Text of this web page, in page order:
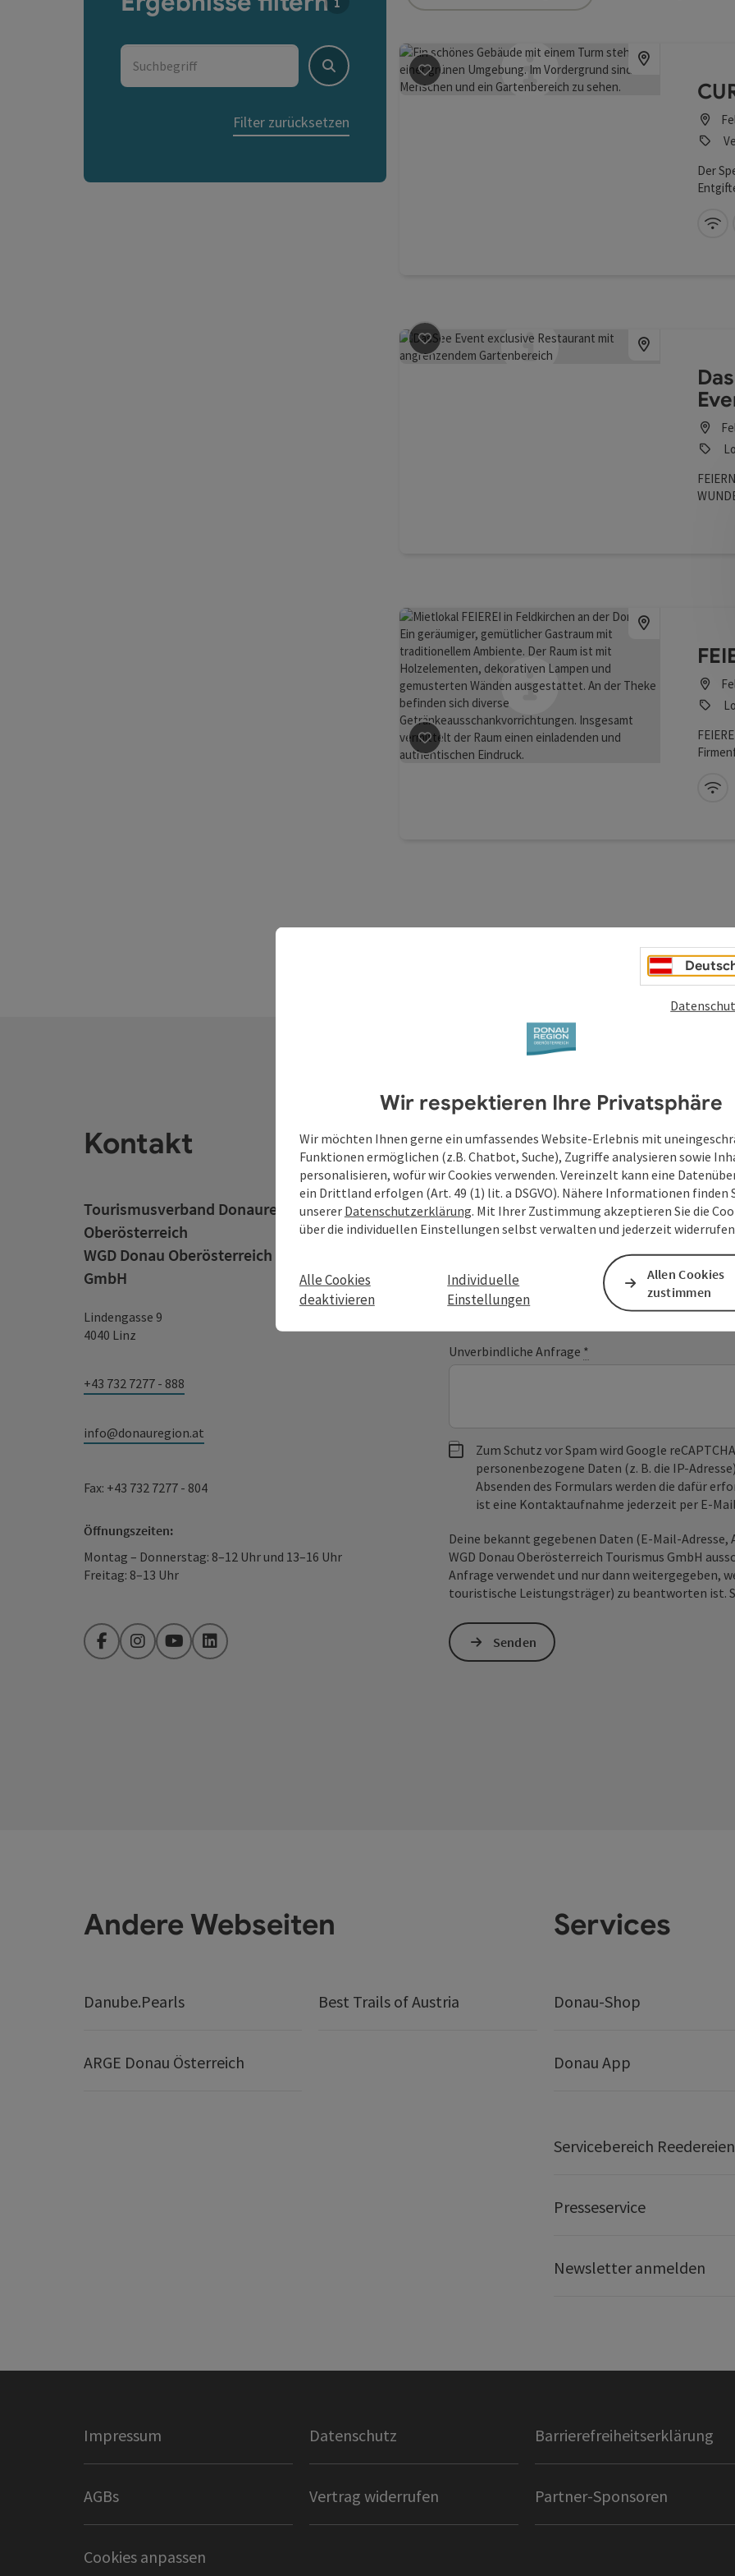
Suchbegriff
Suchen
Filter zurücksetzen
Beitrag merken: CURHAUS Bad Mühllacken
Der
Beitrag merken: DasSee – Event exclusive Eventlocation
UND
Beitrag merken: Mietlokal FEIEREI
voll
Kontakt
Tourismusverband Donauregion
Oberösterreich
WGD Donau Oberösterreich Tourismus
GmbH
Lindengasse 9
4040 Linz
+43 732 7277 - 888
info@donauregion.at
Fax: +43 732 7277 - 804
Öffnungszeiten:
Montag – Donnerstag: 8–12 Uhr und 13–16 Uhr
Freitag: 8–13 Uhr
FacebookInstagramYouTubeLinkedIn
Deine Anfrage an
Oberösterreich
Felder mit*sind Pflichtfelder
Vorname Nachname
Unverbindliche Anfrage *
Zum Schutz vor Spam wird Google
personenbezogene Daten (z. B. die IP-
Absenden des Formulars werden die dafür
ist eine Kontaktaufnahme jederzeit per E-
Deine bekannt gegebenen Daten (E-Mail-
WGD Donau Oberösterreich Tourismus GmbH
Anfrage verwendet und nur dann weitergegeben,
touristische Leistungsträger) zu beantworten ist.
Senden
Andere Webseiten
Danube.Pearls Best Trails of Austria
ARGE Donau Österreich
Services
Donau-Shop
Donau App
Servicebereich Reedereien
Presseservice
Newsletter anmelden
Impressum Datenschutz Barrierefreiheitserklärung
AGBs Vertrag widerrufen Partner-Sponsoren
Cookies anpassen
Wir respektieren Ihre Privatsphäre
Wir möchten Ihnen gerne ein umfassendes Website-Erlebnis mit
Funktionen ermöglichen (z.B. Chatbot, Suche), Zugriffe analysieren sowie
personalisieren, wofür wir Cookies verwenden. Vereinzelt kann eine
ein Drittland erfolgen (Art. 49 (1) lit. a DSGVO). Nähere Informationen finden
unserer Datenschutzerklärung. Mit Ihrer Zustimmung akzeptieren Sie die
über die individuellen Einstellungen selbst verwalten und jederzeit
Alle Cookies
deaktivieren
Individuelle
Einstellungen
Allen Cookies
zustimmen